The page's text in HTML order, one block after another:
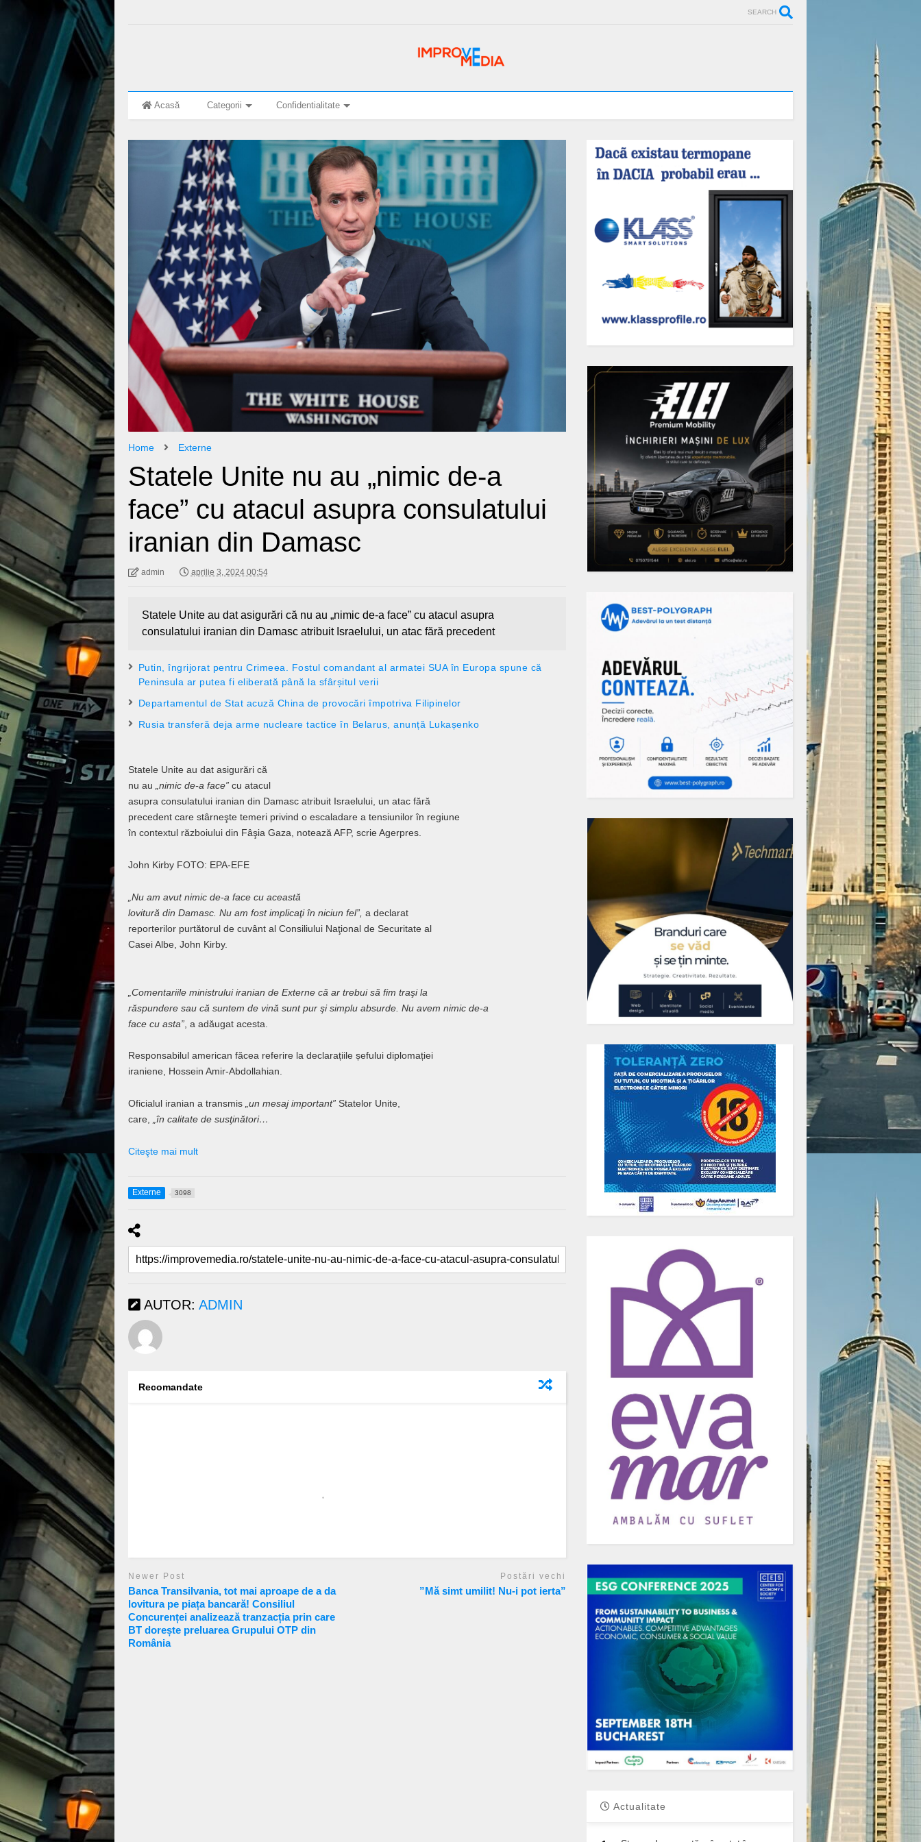
SEARCH
Acasă Categorii Confidentialitate
Home Externe
Statele Unite nu au „nimic de-a
face” cu atacul asupra consulatului
iranian din Damasc
admin aprilie 3, 2024 00:54
Statele Unite au dat asigurări că nu au „nimic de-a face” cu atacul asupra
consulatului iranian din Damasc atribuit Israelului, un atac fără precedent
Putin, îngrijorat pentru Crimeea. Fostul comandant al armatei SUA în Europa spune că
Peninsula ar putea fi eliberată până la sfârșitul verii
Departamentul de Stat acuză China de provocări împotriva Filipinelor
Rusia transferă deja arme nucleare tactice în Belarus, anunță Lukașenko
Statele Unite au dat asigurări că
nu au „nimic de-a face”cu atacul
asupra consulatului iranian din Damasc atribuit Israelului, un atac fără
precedent care stârneşte temeri privind o escaladare a tensiunilor în regiune
în contextul războiului din Fâşia Gaza, notează AFP, scrie Agerpres.
John Kirby FOTO: EPA-EFE
„Nu am avut nimic de-a face cu această
lovitură din Damasc. Nu am fost implicaţi în niciun fel”, a declarat
reporterilor purtătorul de cuvânt al Consiliului Naţional de Securitate al
Casei Albe, John Kirby.
„Comentariile ministrului iranian de Externe că ar trebui să fim traşi la
răspundere sau că suntem de vină sunt pur şi simplu absurde. Nu avem nimic de-a
face cu asta”, a adăugat acesta.
Responsabilul american făcea referire la declarațiile șefului diplomației
iraniene, Hossein Amir-Abdollahian.
Oficialul iranian a transmis „un mesaj important”Statelor Unite,
care, „în calitate de susţinători…
Citeşte mai mult
Externe 3098
AUTOR: ADMIN
Recomandate
Newer Post
Banca Transilvania, tot mai aproape de a da
lovitura pe piața bancară! Consiliul
Concurenței analizează tranzacția prin care
BT dorește preluarea Grupului OTP din
România
Postări vechi
”Mă simt umilit! Nu-i pot ierta”
Actualitate